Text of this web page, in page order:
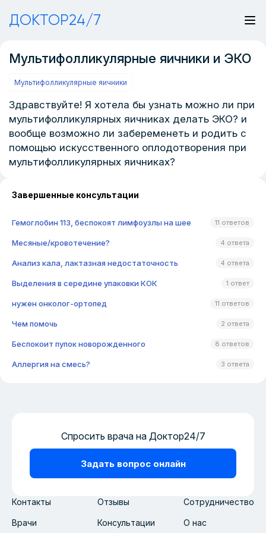
ДОКТОР24/7
Мультифолликулярные яичники и ЭКО
Мультифолликулярные яичники
Здравствуйте! Я хотела бы узнать можно ли при
мультифолликулярных яичниках делать ЭКО? и
вообще возможно ли забеременеть и родить с
помощью искусственного оплодотворения при
мультифолликулярных яичниках?
Завершенные консультации
Гемоглобин 113, беспокоят лимфоузлы на шее 11 ответов
Месяные/кровотечение? 4 ответа
Анализ кала, лактазная недостаточность 4 ответа
Выделения в середине упаковки КОК 1 ответ
нужен онколог-ортопед 11 ответов
Чем помочь 2 ответа
Беспокоит пупок новорожденного 8 ответов
Аллергия на смесь? 3 ответа
Контакты Отзывы Сотрудничество
Врачи Консультации О нас
Спросить врача на Доктор24/7
Задать вопрос онлайн